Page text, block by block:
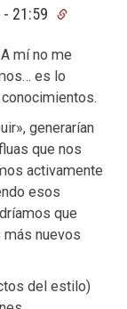
21:59
mí no me
es lo
generarían
que nos
activamente
esos
que
más nuevos
del estilo)